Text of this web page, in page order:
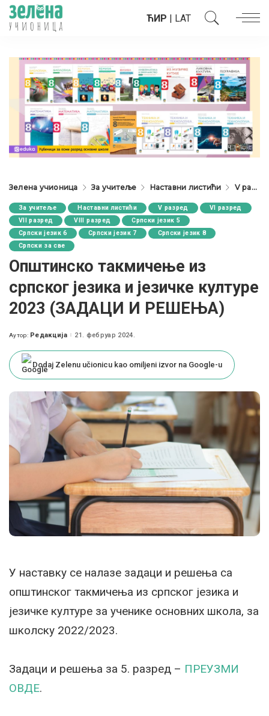
ЋИР | LAT
Зелена учионица За учитеље Наставни листићи V разред
За учитеље Наставни листићи V разред
VI разред
VII разред
VIII разред
Српски језик 5
Српски језик 6
Српски језик 7
Српски језик 8
Српски за све
Општинско такмичење из
српског језика и језичке културе
2023 (ЗАДАЦИ И РЕШЕЊА)
Posted
Аутор: Редакција 21. фебруар 2024.
Dodaj Zelenu učionicu kao omiljeni izvor na Google-u
У наставку се налазе задаци и решења са
општинског такмичења из српског језика и
језичке културе за ученике основних школа, за
школску 2022/2023.
Задаци и решења за 5. разред – ПРЕУЗМИ
ОВДЕ.